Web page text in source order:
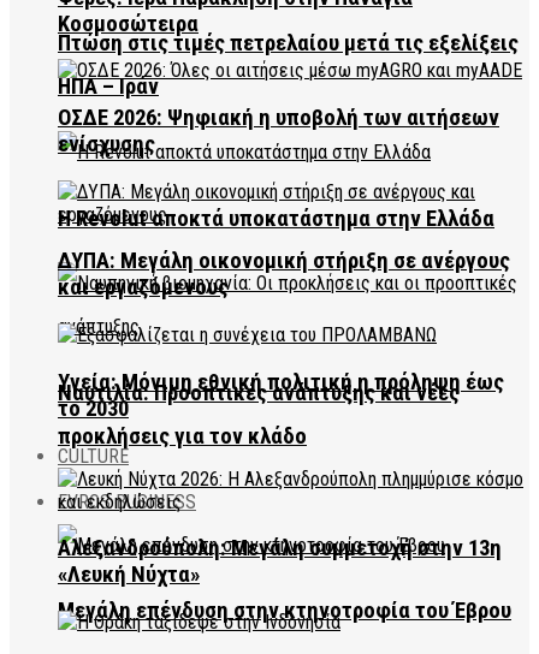
Πτώση στις τιμές πετρελαίου μετά τις εξελίξεις
ΗΠΑ – Ιράν
Η Revolut αποκτά υποκατάστημα στην Ελλάδα
Ναυτιλία: Προοπτικές ανάπτυξης και νέες
προκλήσεις για τον κλάδο
EVROS BUSINESS
Μεγάλη επένδυση στην κτηνοτροφία του Έβρου
Κοσμοσώτειρα
ΟΣΔΕ 2026: Ψηφιακή η υποβολή των αιτήσεων
ενίσχυσης
ΔΥΠΑ: Μεγάλη οικονομική στήριξη σε ανέργους
και εργαζόμενους
Υγεία: Μόνιμη εθνική πολιτική η πρόληψη έως
το 2030
CULTURE
Αλεξανδρούπολη: Μεγάλη συμμετοχή στην 13η
«Λευκή Νύχτα»